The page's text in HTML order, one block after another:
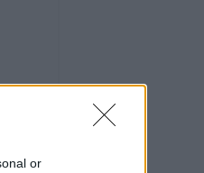
or